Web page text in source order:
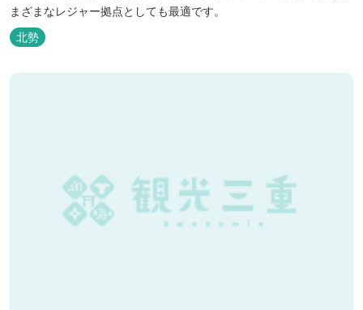
まざまなレジャー拠点としても最適です。
北勢